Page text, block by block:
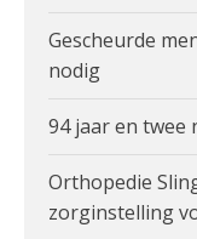
Gescheurde
nodig
94 jaar en twee
Orthopedie
zorginstelling